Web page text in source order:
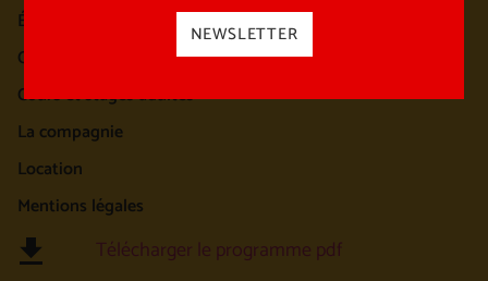
École et équipe pédagogique
Cours et stages enfants / ado
Cours et stages adultes
La compagnie
Location
Mentions légales
Télécharger le programme pdf
NEWSLETTER